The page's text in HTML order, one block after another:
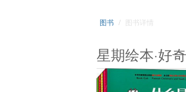
图书 图书详情
星期绘本·好